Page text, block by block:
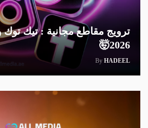
ترويج مقاطع مجانية : تيك
2026🤯
By HADEEL